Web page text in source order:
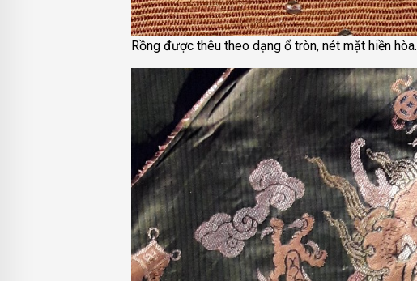
Rồng được thêu theo dạng ổ tròn, nét mặt hiền hòa.